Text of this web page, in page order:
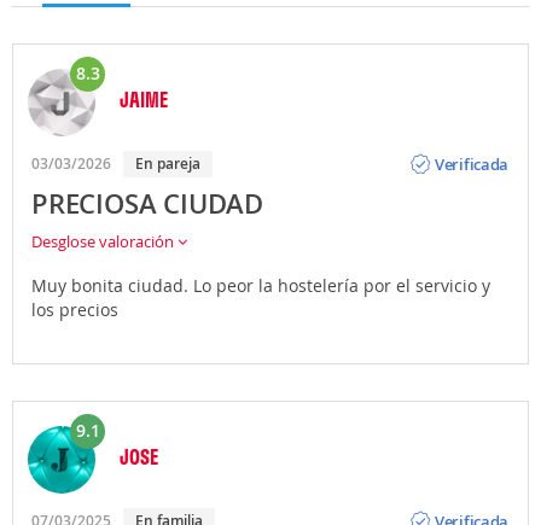
8.3
JAIME
03/03/2026 En pareja
Verificada
PRECIOSA CIUDAD
Desglose valoración
Muy bonita ciudad. Lo peor la hostelería por el servicio y
los precios
9.1
JOSE